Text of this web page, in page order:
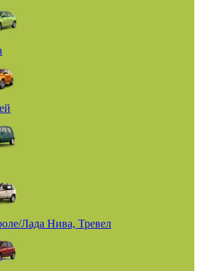
Лада Нива, Тревел